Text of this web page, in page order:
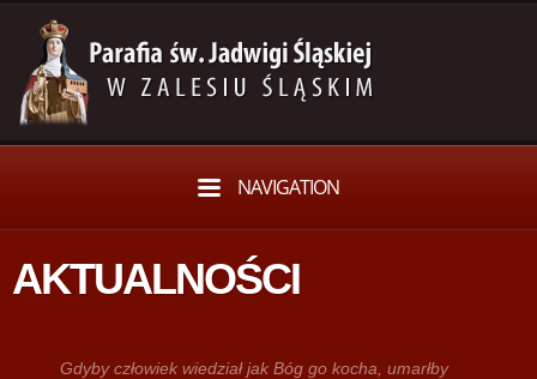
NAVIGATION
AKTUALNOŚCI
Gdy­by człowiek wie­dział jak Bóg go kocha, umarłby